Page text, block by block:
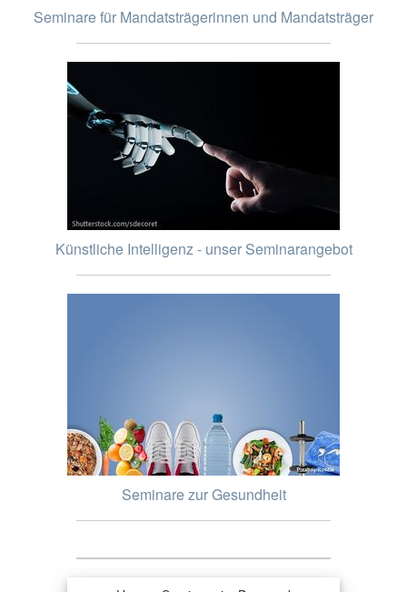
Seminare für Mandatsträgerinnen und Mandatsträger
Künstliche Intelligenz - unser Seminarangebot
Seminare zur Gesundheit